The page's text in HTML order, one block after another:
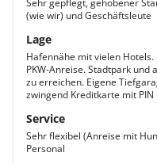
Sehr gepflegt, gehobener
(wie wir) und Geschäftsleute
Lage
Hafennähe mit vielen
PKW-Anreise. Stadtpark
zu erreichen. Eigene
zwingend Kreditkarte mit
Service
Sehr flexibel (Anreise mit
Personal